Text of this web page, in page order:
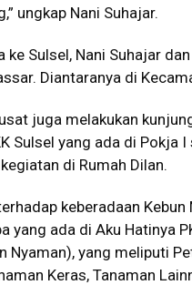
ungkap Nani Suhajar.
ke Sulsel, Nani Suhajar
Diantaranya di
juga melakukan
Sulsel yang ada di Pokja
di Rumah Dilan.
keberadaan Kebun
ada di Aku Hatinya
Nyaman), yang meliputi
Keras, Tanaman